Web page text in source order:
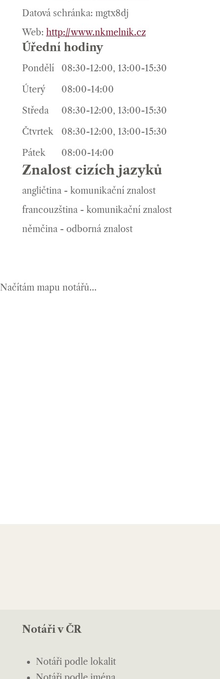
Datová schránka: mgtx8dj
Web: http://www.nkmelnik.cz
Úřední hodiny
Pondělí
08:30-12:00, 13:00-15:30
Úterý
08:00-14:00
Středa
08:30-12:00, 13:00-15:30
Čtvrtek
08:30-12:00, 13:00-15:30
Pátek
08:00-14:00
Znalost cizích jazyků
angličtina - komunikační znalost
francouzština - komunikační znalost
němčina - odborná znalost
Načítám mapu notářů...
Notáři v ČR
Notáři podle lokalit